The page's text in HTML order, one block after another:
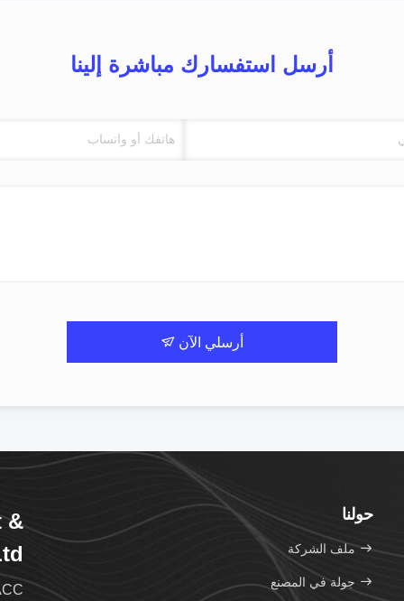
أرسل استفسارك مباشرة إلينا
أرسلي الآن
حولنا
ملف الشركة
جولة في المصنع
&